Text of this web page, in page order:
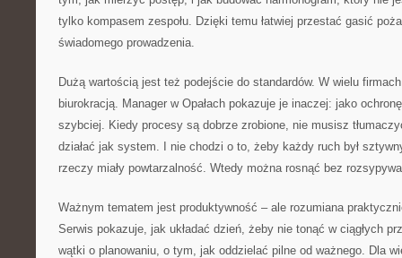
tylko kompasem zespołu. Dzięki temu łatwiej przestać gasić
świadomego prowadzenia.
Dużą wartością jest też podejście do standardów. W wielu
biurokracją. Manager w Opałach pokazuje je inaczej: jako
szybciej. Kiedy procesy są dobrze zrobione, nie musisz
działać jak system. I nie chodzi o to, żeby każdy ruch był
rzeczy miały powtarzalność. Wtedy można rosnąć bez
Ważnym tematem jest produktywność – ale rozumiana
Serwis pokazuje, jak układać dzień, żeby nie tonąć w ciągłych
wątki o planowaniu, o tym, jak oddzielać pilne od ważnego. Dla